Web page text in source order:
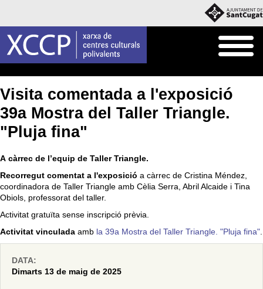
Visita comentada a l'exposició
39a Mostra del Taller Triangle.
"Pluja fina"
A càrrec de l’equip de Taller Triangle.
Recorregut comentat a l'exposició a càrrec de Cristina Méndez,
coordinadora de Taller Triangle amb Cèlia Serra, Abril Alcaide i Tina
Obiols, professorat del taller.
Activitat gratuïta sense inscripció prèvia.
Activitat vinculada amb la 39a Mostra del Taller Triangle. "Pluja fina".
DATA:
Dimarts 13 de maig de 2025